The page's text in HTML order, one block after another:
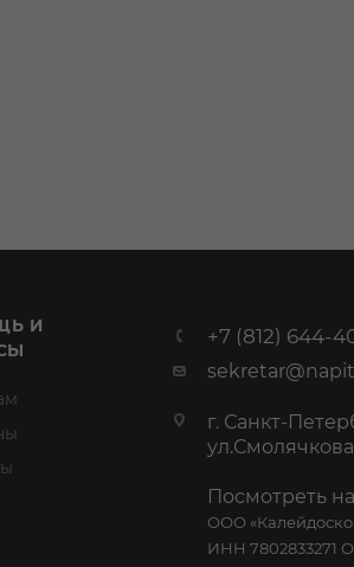
И
+7 (812) 644-
г. Санкт-
Посмотреть
ООО
ИНН 7802833271